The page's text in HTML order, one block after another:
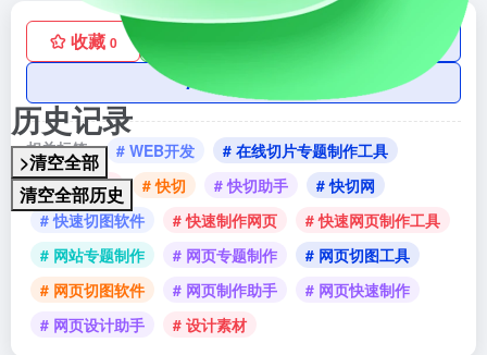
历史记录
>清空全部
清空全部历史
收藏 0
AI账号购买
相关标签： # WEB开发
# 在线切片专题制作工具
# 开发工具
# 快切 # 快切助手
# 快切网
# 快速切图软件
# 快速制作网页
# 快速网页制作工具
# 网站专题制作
# 网页专题制作
# 网页切图工具
# 网页切图软件
# 网页制作助手
# 网页快速制作
# 网页设计助手
# 设计素材